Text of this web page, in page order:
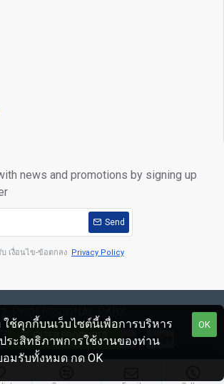
news and promotions by signing up
Send
เงื่อนไข-ข้อตกลง Privacy Policy
PROFESSIONAL PABX
OK
ใช้คุกกี้บนเว็บไซต์นี้เพื่อการบริหาร
ระสิทธิภาพการใช้งานของท่าน
อมรับทั้งหมด กด OK
FILTER PRODUCTS